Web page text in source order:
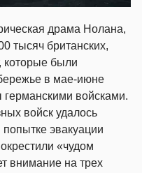
драма Нолана,
тысяч британских,
которые были
в мае-июне
войсками.
войск удалось
попытке эвакуации
«чудом
внимание на трех